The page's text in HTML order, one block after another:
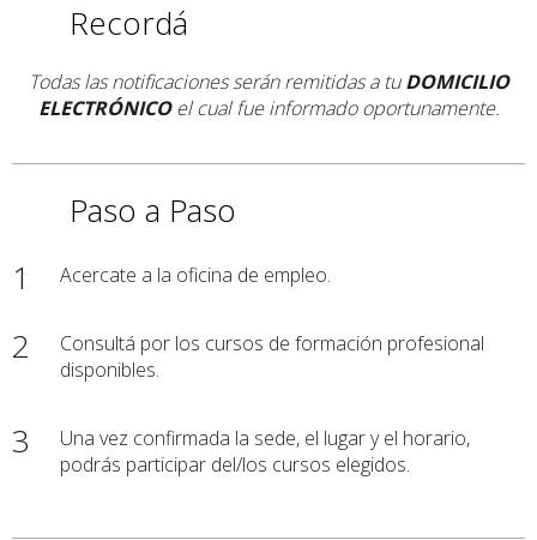
Recordá
Todas las notificaciones serán remitidas a tuDOMICILIO
ELECTRÓNICOel cual fue informado oportunamente.
Paso a Paso
1
Acercate a la oficina de empleo.
2
Consultá por los cursos de formación profesional
disponibles.
3
Una vez confirmada la sede, el lugar y el horario,
podrás participar del/los cursos elegidos.